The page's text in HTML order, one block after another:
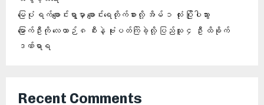
မြေပုံ ရက်ချောင်းရွာမှာ ချောင်းရေတိုက်စားလို့ အိမ် ၁ လုံး ပြိုပါသွား
မြောက်ဦးကို လေယာဉ် ၈ စီးနဲ့ ဗုံးပတ်ကြဲခဲ့လို့ ပြည်သူ ၄ ဦး ထိခိုက်
ဒဏ်ရာရ
Recent Comments